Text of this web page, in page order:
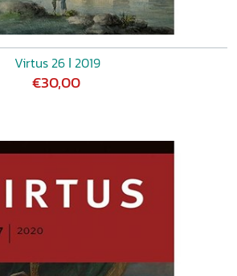
Virtus 26 ǀ 2019
€30,00